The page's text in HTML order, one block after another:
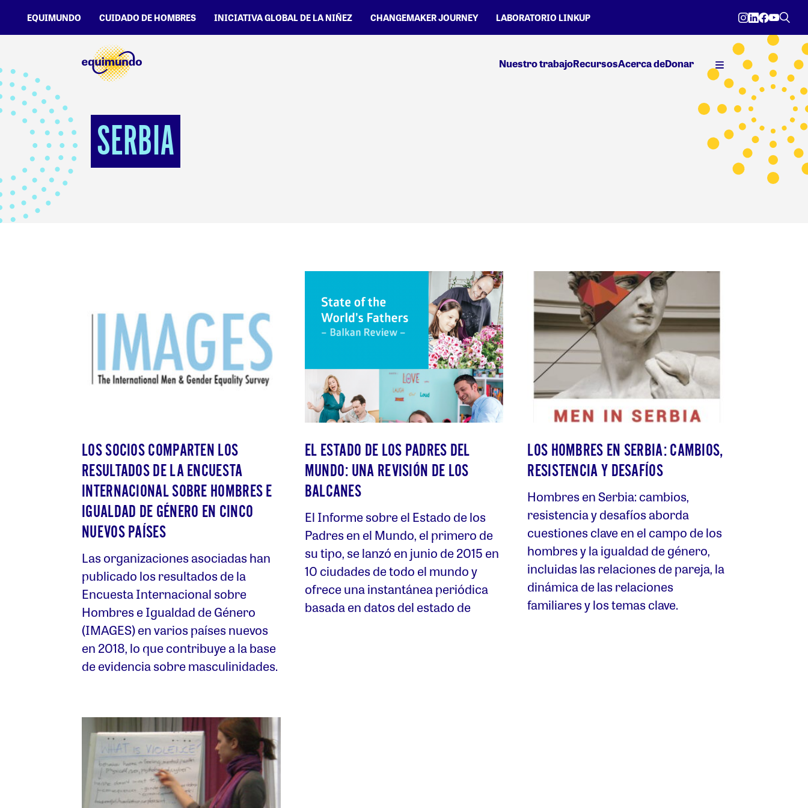
EQUIMUNDO CUIDADO DE HOMBRES INICIATIVA GLOBAL DE LA NIÑEZ CHANGEMAKER JOURNEY LABORATORIO LINKUP
Nuestro trabajoRecursosAcerca deDonar
SERBIA
LOS SOCIOS COMPARTEN LOS
RESULTADOS DE LA ENCUESTA
INTERNACIONAL SOBRE HOMBRES E
IGUALDAD DE GÉNERO EN CINCO
NUEVOS PAÍSES
Las organizaciones asociadas han
publicado los resultados de la
Encuesta Internacional sobre
Hombres e Igualdad de Género
(IMAGES) en varios países nuevos
en 2018, lo que contribuye a la base
de evidencia sobre masculinidades.
EL ESTADO DE LOS PADRES DEL
MUNDO: UNA REVISIÓN DE LOS
BALCANES
El Informe sobre el Estado de los
Padres en el Mundo, el primero de
su tipo, se lanzó en junio de 2015 en
10 ciudades de todo el mundo y
ofrece una instantánea periódica
basada en datos del estado de
LOS HOMBRES EN SERBIA: CAMBIOS,
RESISTENCIA Y DESAFÍOS
Hombres en Serbia: cambios,
resistencia y desafíos aborda
cuestiones clave en el campo de los
hombres y la igualdad de género,
incluidas las relaciones de pareja, la
dinámica de las relaciones
familiares y los temas clave.